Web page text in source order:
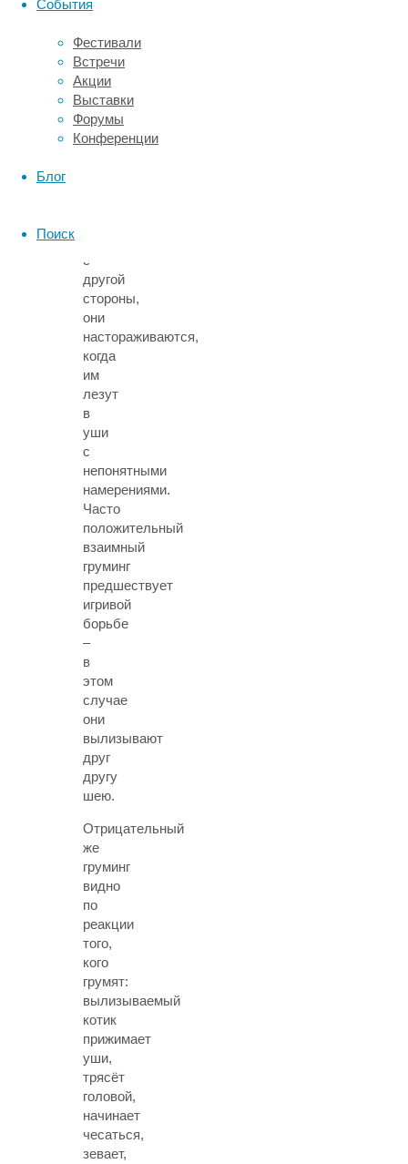
События
Фестивали
Встречи
Акции
Выставки
Форумы
Конференции
Блог
Поиск
отличаются
чувствительностью,
поэтому,
с
одной
стороны,
им
с
другой
стороны,
они
настораживаются,
когда
им
лезут
в
уши
с
непонятными
намерениями.
Часто
положительный
взаимный
груминг
предшествует
игривой
борьбе
–
в
этом
случае
они
вылизывают
друг
другу
шею.
Отрицательный
же
груминг
видно
по
реакции
того,
кого
грумят:
вылизываемый
котик
прижимает
уши,
трясёт
головой,
начинает
чесаться,
зевает,